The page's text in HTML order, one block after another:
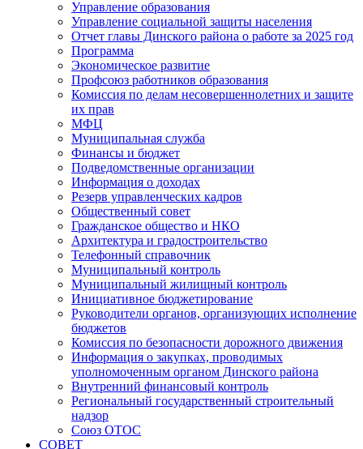
Управление образования
Управление социальной защиты населения
Отчет главы Динского района о работе за 2025 год
Программа
Экономическое развитие
Профсоюз работников образования
Комиссия по делам несовершеннолетних и защите
их прав
МФЦ
Муниципальная служба
Финансы и бюджет
Подведомственные организации
Информация о доходах
Резерв управленческих кадров
Общественный совет
Гражданское общество и НКО
Архитектура и градостроительство
Телефонный справочник
Муниципальный контроль
Муниципальный жилищный контроль
Инициативное бюджетирование
Руководители органов, организующих исполнение
бюджетов
Комиссия по безопасности дорожного движения
Информация о закупках, проводимых
уполномоченным органом Динского района
Внутренний финансовый контроль
Региональный государственный строительный
надзор
Союз ОТОС
СОВЕТ